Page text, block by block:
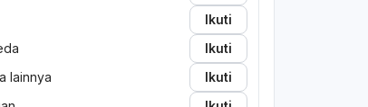
Ikuti
Ikuti
lainnya
Ikuti